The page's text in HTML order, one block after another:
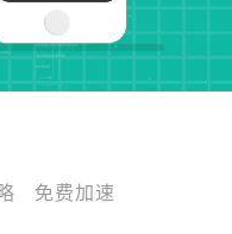
免费加速